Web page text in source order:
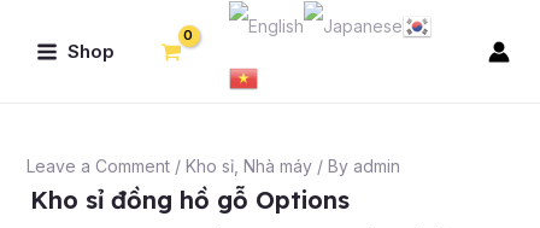
Menu
Shop
Leave a Comment / Kho sỉ, Nhà máy/ By admin
Kho sỉ đồng hồ gỗ Options
navigation